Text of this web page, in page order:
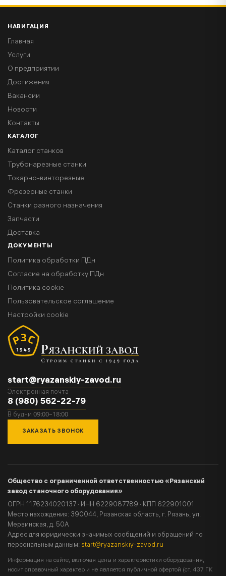
start@ryazanskiy-zavod.ru
Электронная почта
8 (980) 562-22-79
В будни 09:00–18:00
ЗАКАЗАТЬ ЗВОНОК
НАВИГАЦИЯ
Главная
Услуги
О предприятии
Достижения
Вакансии
Новости
Контакты
КАТАЛОГ
Каталог станков
Трубонарезные станки
Токарно-винторезные
Фрезерные станки
Станки разного назначения
Запчасти
Доставка
ДОКУМЕНТЫ
Политика обработки ПДн
Согласие на обработку ПДн
Политика cookie
Пользовательское соглашение
Настройки cookie
Общество с ограниченной ответственностью «Рязанский
завод станочного оборудования»
ОГРН 1176234020137 · ИНН 6229087789 · КПП 622901001
Место нахождения: 390044, Рязанская область, г. Рязань, ул.
Мервинская, д. 50А
Адрес для юридически значимых сообщений и обращений по
персональным данным: start@ryazanskiy-zavod.ru
Информация на сайте, включая цены и характеристики оборудования,
носит справочный характер и не является публичной офертой (ст. 437 ГК